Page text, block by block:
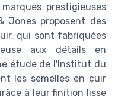
prestigieuses
Jones proposent des
qui sont fabriquées
aux détails en
étude de l'Institut du
les semelles en cuir
à leur finition lisse